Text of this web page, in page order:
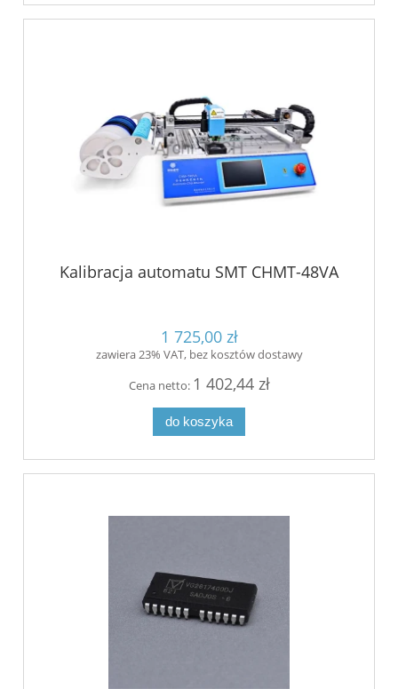
Kalibracja automatu SMT CHMT-48VA
1 725,00 zł
zawiera 23% VAT, bez kosztów dostawy
Cena netto: 1 402,44 zł
do koszyka